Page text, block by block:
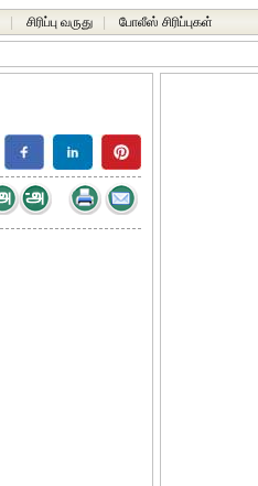
சிரிப்பு வருது போலீஸ் சிரிப்புகள்